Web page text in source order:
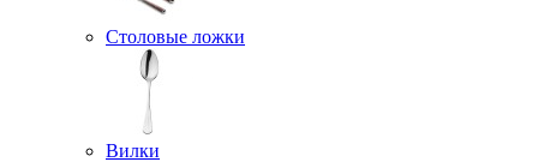
Столовые ложки
Вилки